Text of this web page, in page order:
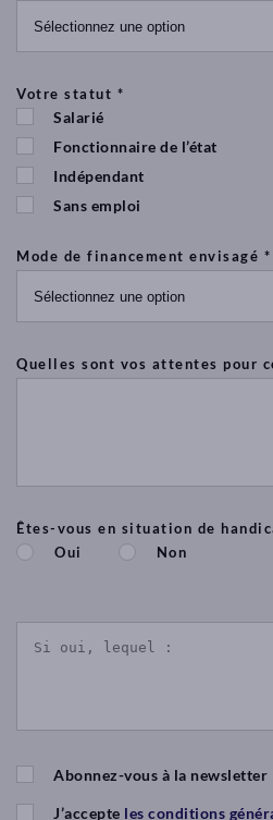
e
p
u
s
Votre statut *
Salarié
Fonctionnaire de l’état
Indépendant
Sans emploi
Mode de financement envisagé *
Quelles sont vos attentes pour
Êtes-vous en situation de
Oui
Non
Abonnez-vous à la newsletter
J’accepte les conditions